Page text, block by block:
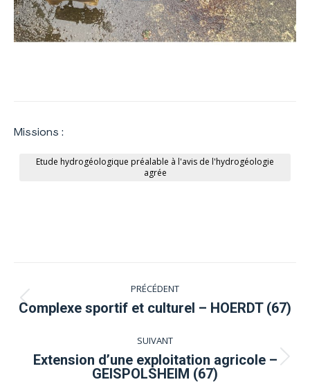
Missions :
Etude hydrogéologique préalable à l'avis de l'hydrogéologie
agrée
Navigation
de
commentaire
PRÉCÉDENT
Onglet
Complexe sportif et culturel – HOERDT (67)
SUIVANT
Projets
similaires
Extension d’une exploitation agricole –
GEISPOLSHEIM (67)